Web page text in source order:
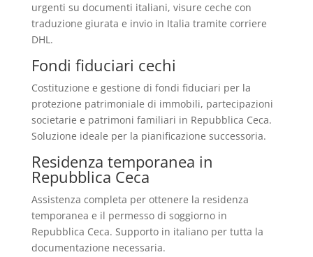
urgenti su documenti italiani, visure ceche con
traduzione giurata e invio in Italia tramite corriere
DHL.
Fondi fiduciari cechi
Costituzione e gestione di fondi fiduciari per la
protezione patrimoniale di immobili, partecipazioni
societarie e patrimoni familiari in Repubblica Ceca.
Soluzione ideale per la pianificazione successoria.
Residenza temporanea in
Repubblica Ceca
Assistenza completa per ottenere la residenza
temporanea e il permesso di soggiorno in
Repubblica Ceca. Supporto in italiano per tutta la
documentazione necessaria.